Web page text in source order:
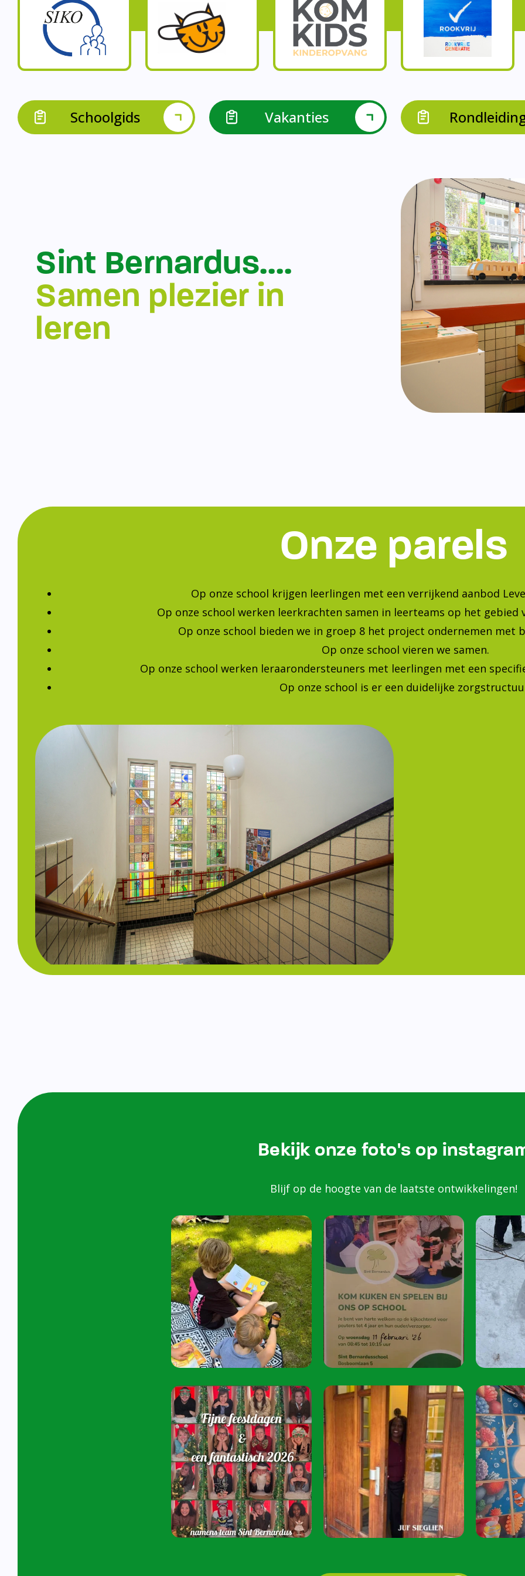
Op onze school krijgen leerlingen met een verrijkend aanbod
Op onze school werken leerkrachten samen in leerteams op het gebied
Op onze school vieren we samen.
Op onze school werken leraarondersteuners met leerlingen met een
Bekijk onze foto's op
Blijf op de hoogte van de laatste ontwikkelingen!
Kom
Peuters van 2
harte welkom
juni 2026 van
Speel je mee?